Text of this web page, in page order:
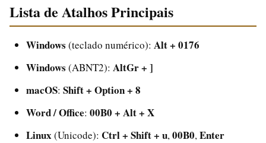
Lista de Atalhos Principais
Windows (teclado numérico): Alt + 0176
Windows (ABNT2): AltGr + ]
macOS: Shift + Option + 8
Word / Office: 00B0 + Alt + X
Linux(Unicode): Ctrl + Shift + u, 00B0, Enter